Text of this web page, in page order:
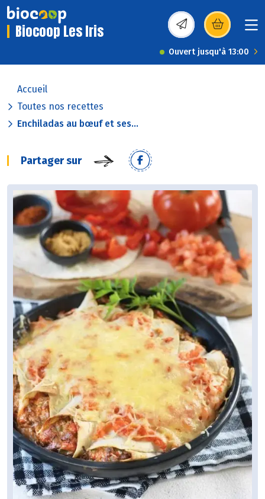
Biocoop Les Iris (s’ouvre dans une
Ouvert jusqu'à 13:00
Accueil
Toutes nos recettes
Enchiladas au bœuf et ses...
Partager sur